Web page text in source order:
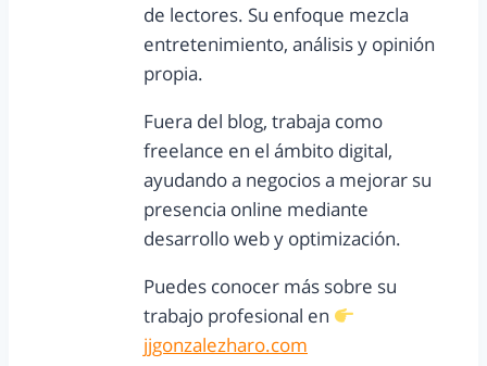
de lectores. Su enfoque mezcla
entretenimiento, análisis y opinión
propia.
Fuera del blog, trabaja como
freelance en el ámbito digital,
ayudando a negocios a mejorar su
presencia online mediante
desarrollo web y optimización.
Puedes conocer más sobre su
trabajo profesional en
jjgonzalezharo.com